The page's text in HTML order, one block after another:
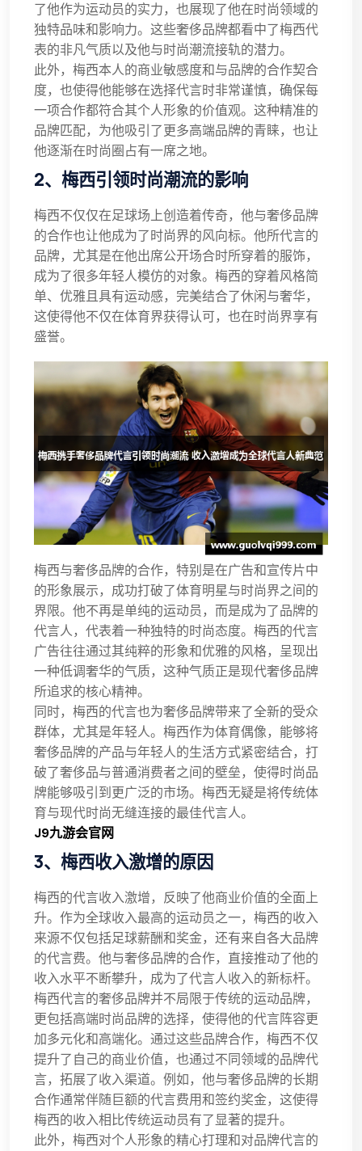
了他作为运动员的实力，也展现了他在时尚领域的
独特品味和影响力。这些奢侈品牌都看中了梅西代
表的非凡气质以及他与时尚潮流接轨的潜力。
此外，梅西本人的商业敏感度和与品牌的合作契合
度，也使得他能够在选择代言时非常谨慎，确保每
一项合作都符合其个人形象的价值观。这种精准的
品牌匹配，为他吸引了更多高端品牌的青睐，也让
他逐渐在时尚圈占有一席之地。
2、梅西引领时尚潮流的影响
梅西不仅仅在足球场上创造着传奇，他与奢侈品牌
的合作也让他成为了时尚界的风向标。他所代言的
品牌，尤其是在他出席公开场合时所穿着的服饰，
成为了很多年轻人模仿的对象。梅西的穿着风格简
单、优雅且具有运动感，完美结合了休闲与奢华，
这使得他不仅在体育界获得认可，也在时尚界享有
盛誉。
梅西与奢侈品牌的合作，特别是在广告和宣传片中
的形象展示，成功打破了体育明星与时尚界之间的
界限。他不再是单纯的运动员，而是成为了品牌的
代言人，代表着一种独特的时尚态度。梅西的代言
广告往往通过其纯粹的形象和优雅的风格，呈现出
一种低调奢华的气质，这种气质正是现代奢侈品牌
所追求的核心精神。
同时，梅西的代言也为奢侈品牌带来了全新的受众
群体，尤其是年轻人。梅西作为体育偶像，能够将
奢侈品牌的产品与年轻人的生活方式紧密结合，打
破了奢侈品与普通消费者之间的壁垒，使得时尚品
牌能够吸引到更广泛的市场。梅西无疑是将传统体
育与现代时尚无缝连接的最佳代言人。
J9九游会官网
3、梅西收入激增的原因
梅西的代言收入激增，反映了他商业价值的全面上
升。作为全球收入最高的运动员之一，梅西的收入
来源不仅包括足球薪酬和奖金，还有来自各大品牌
的代言费。他与奢侈品牌的合作，直接推动了他的
收入水平不断攀升，成为了代言人收入的新标杆。
梅西代言的奢侈品牌并不局限于传统的运动品牌，
更包括高端时尚品牌的选择，使得他的代言阵容更
加多元化和高端化。通过这些品牌合作，梅西不仅
提升了自己的商业价值，也通过不同领域的品牌代
言，拓展了收入渠道。例如，他与奢侈品牌的长期
合作通常伴随巨额的代言费用和签约奖金，这使得
梅西的收入相比传统运动员有了显著的提升。
此外，梅西对个人形象的精心打理和对品牌代言的